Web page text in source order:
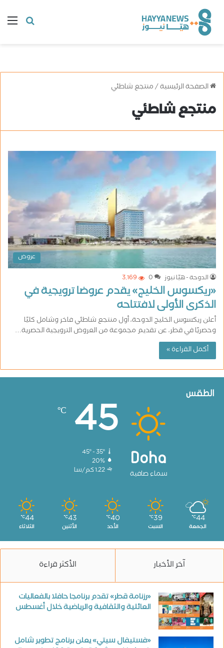
البحث
الصفحة الرئيسية/منتجع شاطئي
منتجع شاطئي
عروض
الدوحة - هيّا نيوز
0 3٬169
«ريكسوس الخليج» يقدم عروضا ترويجية في
الذكرى الأولى لافتتاحه
أعلن ريكسوس الخليج الدوحة، أول منتجع شاطئي فاخر وشامل كليًا
وحصريًا في قطر، عن تقديم مجموعة من العروض الترويجية الحصرية…
أكمل القراءة »
الطقس
Doha
سماء صافية
45
℃
45º - 35º
20%
1.22 كم/سا
44
℃
الجمعة
39
℃
السبت
40
℃
الأحد
43
℃
الأثنين
44
℃
الثلاثاء
آخر الأخبار الأكثر قراءة
«رزنامة قطر» تقدم برنامجا حافلا بالفعاليات
العائلية والثقافية والرياضية خلال أغسطس
«فستيفال سيتي» يعلن برنامج تطوير شامل